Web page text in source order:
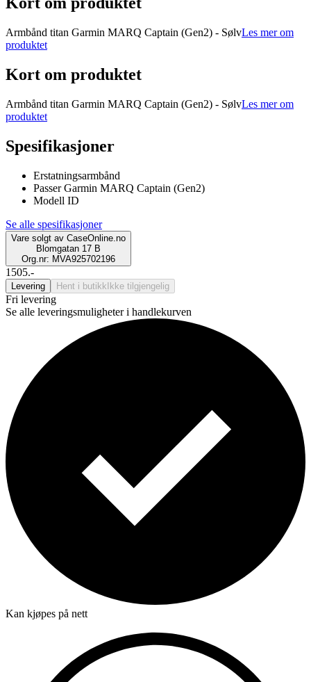
Armbånd titan Garmin MARQ Captain (Gen2) - SølvLes mer om
produktet
Kort om produktet
Armbånd titan Garmin MARQ Captain (Gen2) - SølvLes mer om
produktet
Spesifikasjoner
Erstatningsarmbånd
Passer Garmin MARQ Captain (Gen2)
Modell ID
Se alle spesifikasjoner
Vare solgt av CaseOnline.no
Blomgatan 17 B
Org.nr: MVA925702196
1505.-
Levering Hent i butikk Ikke tilgjengelig
Fri levering
Se alle leveringsmuligheter i handlekurven
Kan kjøpes på nett